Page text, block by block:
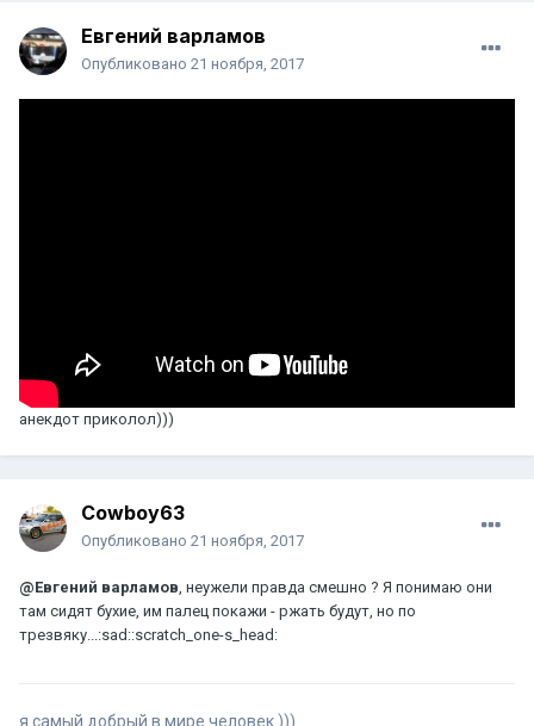
Евгений варламов
Опубликовано 21 ноября, 2017
анекдот приколол)))
Cowboy63
Опубликовано 21 ноября, 2017
@Евгений варламов, неужели правда смешно ? Я понимаю они
там сидят бухие, им палец покажи - ржать будут, но по
трезвяку...:sad::scratch_one-s_head:
я самый добрый в мире человек )))